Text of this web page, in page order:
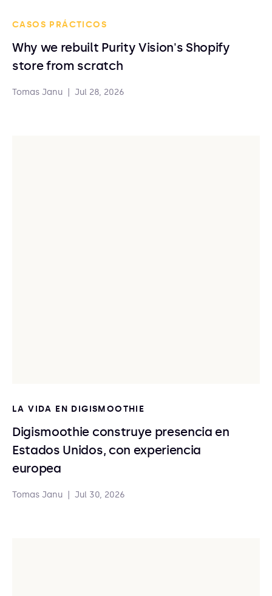
CASOS PRÁCTICOS
Why we rebuilt Purity Vision's Shopify
store from scratch
Tomas Janu Jul 28, 2026
LA VIDA EN DIGISMOOTHIE
Digismoothie construye presencia en
Estados Unidos, con experiencia
europea
Tomas Janu Jul 30, 2026